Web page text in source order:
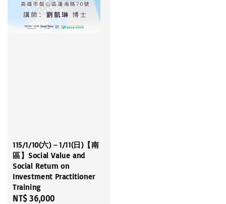
115/1/10(六)－1/11(日)【南
區】Social Value and
Social Return on
Investment Practitioner
Training
Regular
NT$ 36,000